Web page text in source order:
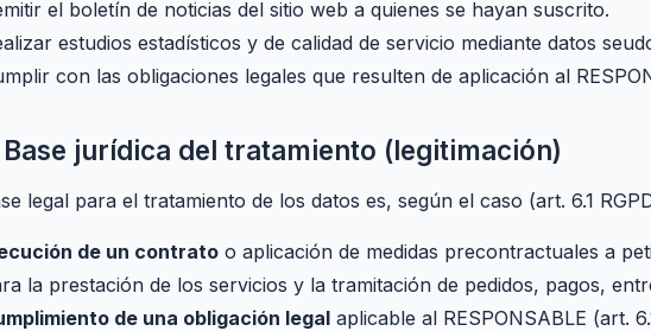
el boletín de noticias del sitio web a quienes se hayan suscrito.
estudios estadísticos y de calidad de servicio mediante datos
con las obligaciones legales que resulten de aplicación al
jurídica del tratamiento (legitimación)
legal para el tratamiento de los datos es, según el caso (art. 6.1
de un contrato o aplicación de medidas precontractuales a
la prestación de los servicios y la tramitación de pedidos, pagos,
de una obligación legal aplicable al RESPONSABLE (art.